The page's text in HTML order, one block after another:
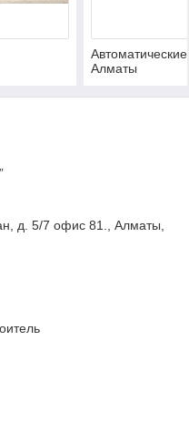
Алматы
д. 5/7 офис 81., Алматы,